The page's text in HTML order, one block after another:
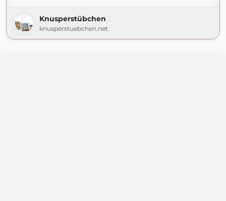
Knusperstübchen
knusperstuebchen.net